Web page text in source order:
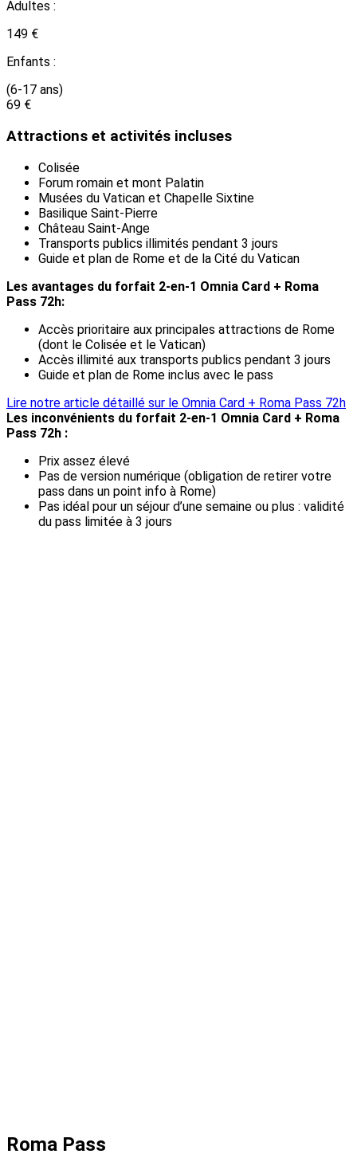
Adultes :
149 €
Enfants :
(6-17 ans)
69 €
Attractions et activités incluses
Colisée
Forum romain et mont Palatin
Musées du Vatican et Chapelle Sixtine
Basilique Saint-Pierre
Château Saint-Ange
Transports publics illimités pendant 3 jours
Guide et plan de Rome et de la Cité du Vatican
Les avantages du forfait 2-en-1 Omnia Card + Roma
Pass 72h:
Accès prioritaire aux principales attractions de Rome
(dont le Colisée et le Vatican)
Accès illimité aux transports publics pendant 3 jours
Guide et plan de Rome inclus avec le pass
Lire notre article détaillé sur le Omnia Card + Roma Pass 72h
Les inconvénients du forfait 2-en-1 Omnia Card + Roma
Pass 72h :
Prix assez élevé
Pas de version numérique (obligation de retirer votre
pass dans un point info à Rome)
Pas idéal pour un séjour d’une semaine ou plus : validité
du pass limitée à 3 jours
Roma Pass